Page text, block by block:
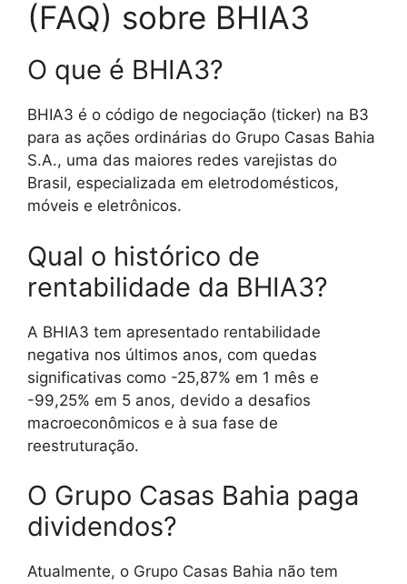
(FAQ) sobre BHIA3
O que é BHIA3?
BHIA3 é o código de negociação (ticker) na B3
para as ações ordinárias do Grupo Casas Bahia
S.A., uma das maiores redes varejistas do
Brasil, especializada em eletrodomésticos,
móveis e eletrônicos.
Qual o histórico de
rentabilidade da BHIA3?
A BHIA3 tem apresentado rentabilidade
negativa nos últimos anos, com quedas
significativas como -25,87% em 1 mês e
-99,25% em 5 anos, devido a desafios
macroeconômicos e à sua fase de
reestruturação.
O Grupo Casas Bahia paga
dividendos?
Atualmente, o Grupo Casas Bahia não tem